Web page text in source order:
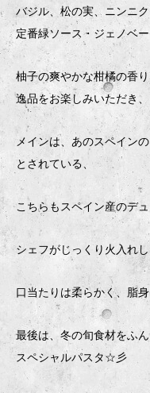
バジル、松の実、ニンニ
定番緑ソース・ジェノベー
柚子の爽やかな柑橘の香
逸品をお楽しみいただき、
メインは、あのスペイン
とされている、
こちらもスペイン産のデ
シェフがじっくり火入れ
口当たりは柔らかく、脂
最後は、冬の旬食材をふ
スペシャルパスタ☆彡